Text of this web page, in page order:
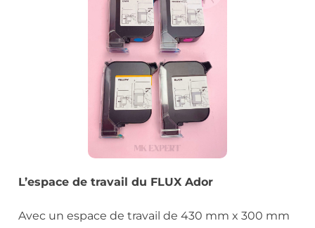
L’espace de travail du FLUX Ador
Avec un espace de travail de 430 mm x 300 mm